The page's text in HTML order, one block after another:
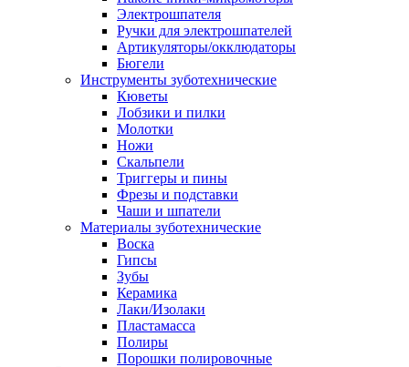
Электрошпателя
Ручки для электрошпателей
Артикуляторы/окклюдаторы
Бюгели
Инструменты зуботехнические
Кюветы
Лобзики и пилки
Молотки
Ножи
Скальпели
Триггеры и пины
Фрезы и подставки
Чаши и шпатели
Материалы зуботехнические
Воска
Гипсы
Зубы
Керамика
Лаки/Изолаки
Пластамасса
Полиры
Порошки полировочные